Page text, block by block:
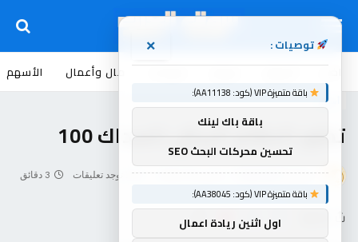
اخبار أسواق عروض منوعات مال وأعمال الأسهم
أسواق
تطور النظام البيئي ناسداك 100
بواسطة souq-arb مارس 15, 2026 لا توجد تعليقات 3 دقائق
توصيات : ×
باقة متميزة VIP (كود: AA11138):
باقة باك لينك
تحسين محركات البحث SEO
باقة متميزة VIP (كود: AA38045):
اول اثنين ريادة اعمال